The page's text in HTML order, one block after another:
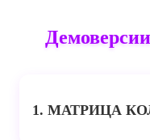
1. МАТРИЦА